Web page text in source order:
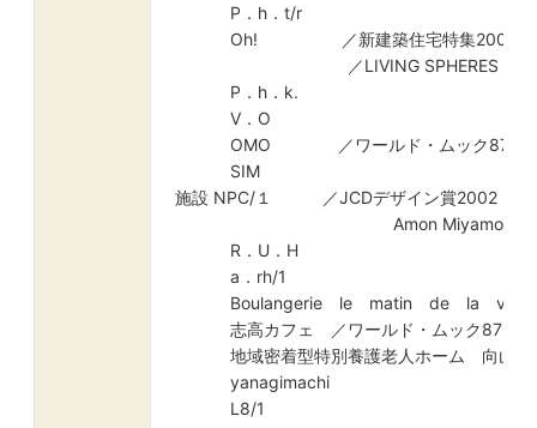
P．h．t/r
Oh! ／新建築住宅特集2005年
／LIVING SPHERES
P．h．k.
V．O
OMO ／ワールド・ムック876
SIM
施設 NPC/１ ／JCDデザイン賞2002
Amon Miyamoto
R．U．H
a．rh/1
Boulangerie le matin de la vie
志高カフェ ／ワールド・ムック876
地域密着型特別養護老人ホーム 向山つ
yanagimachi
L8/1